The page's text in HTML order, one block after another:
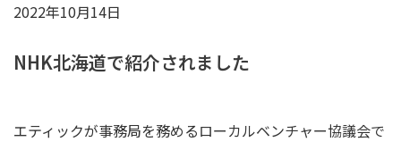
2022年10月14日
NHK北海道で紹介されました
エティックが事務局を務めるローカルベンチャー協議会で